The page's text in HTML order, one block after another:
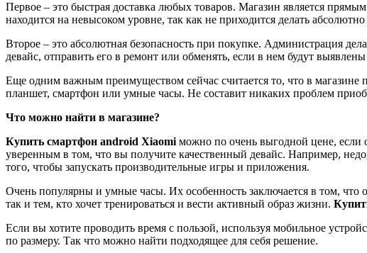
Первое – это быстрая доставка любых товаров. Магазин является
находится на невысоком уровне, так как не приходится делать
Второе – это абсолютная безопасность при покупке. Администрация
девайс, отправить его в ремонт или обменять, если в нем будут
Еще одним важным преимуществом сейчас считается то, что в
планшет, смартфон или умные часы. Не составит никаких проблем
Что можно найти в магазине?
Купить смартфон android Xiaomi можно по очень выгодной цене, если
уверенным в том, что вы получите качественный девайс. Например,
того, чтобы запускать производительные игры и приложения.
Очень популярны и умные часы. Их особенность заключается в том,
так и тем, кто хочет тренироваться и вести активный образ жизни.
Если вы хотите проводить время с пользой, используя мобильное
по размеру. Так что можно найти подходящее для себя решение.